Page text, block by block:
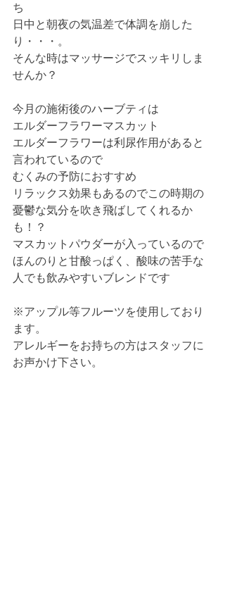
ち
日中と朝夜の気温差で体調を崩した
り・・・。
そんな時はマッサージでスッキリしま
せんか？
今月の施術後のハーブティは
エルダーフラワーマスカット
エルダーフラワーは利尿作用があると
言われているので
むくみの予防におすすめ
リラックス効果もあるのでこの時期の
憂鬱な気分を吹き飛ばしてくれるか
も！？
マスカットパウダーが入っているので
ほんのりと甘酸っぱく、酸味の苦手な
人でも飲みやすいブレンドです
※アップル等フルーツを使用しており
ます。
アレルギーをお持ちの方はスタッフに
お声かけ下さい。